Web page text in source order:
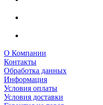
О Компании
Контакты
Обработка данных
Информация
Условия оплаты
Условия доставки